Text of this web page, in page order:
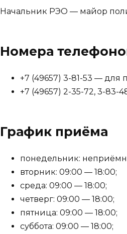
Начальник РЭО — майор
Номера
+7 (49657) 3-81-53 — для
+7 (49657) 2-35-72, 3-83-
График приёма
понедельник:
вторник: 09:00 — 18:00;
среда: 09:00 — 18:00;
четверг: 09:00 — 18:00;
пятница: 09:00 — 18:00;
суббота: 09:00 — 18:00;